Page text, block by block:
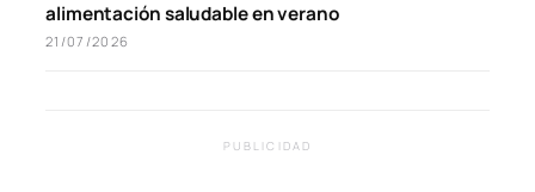
alimentación saludable en verano
21/07/2026
PUBLICIDAD